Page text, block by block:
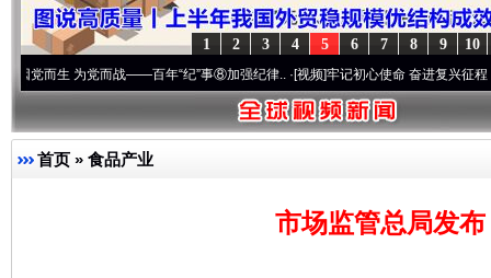
10
9
8
7
6
5
4
3
2
1
为党而战——百年“纪”事⑧加强纪律..·[视频]牢记初心使命 奋进复兴征程丨“转折之
首页 » 食品产业
市场监管总局发